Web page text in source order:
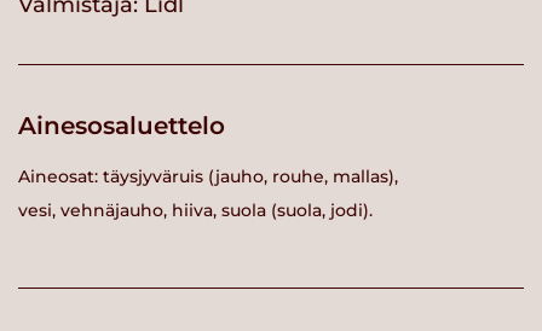
Ainesosaluettelo
Aineosat: täysjyväruis (jauho, rouhe, mallas),
vesi, vehnäjauho, hiiva, suola (suola, jodi).